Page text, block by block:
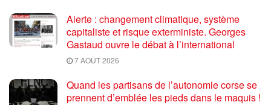
Alerte : changement climatique, système
capitaliste et risque exterministe. Georges
Gastaud ouvre le débat à l’international
7 AOÛT 2026
Quand les partisans de l’autonomie corse se
prennent d’emblée les pieds dans le maquis !